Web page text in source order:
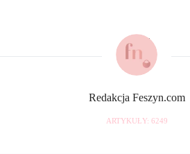
Redakcja Feszyn.com
ARTYKUŁY: 6249